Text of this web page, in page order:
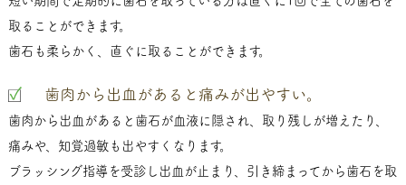
取ることができます。
歯石も柔らかく、直ぐに取ることができます。
歯肉から出血があると痛みが出やすい。
歯肉から出血があると歯石が血液に隠され、取り残しが増えたり、
痛みや、知覚過敏も出やすくなります。
ブラッシング指導を受診し出血が止まり、引き締まってから歯石を取